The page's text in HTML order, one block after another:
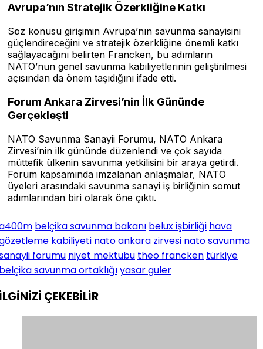
Avrupa’nın Stratejik Özerkliğine Katkı
Söz konusu girişimin Avrupa’nın savunma sanayisini
güçlendireceğini ve stratejik özerkliğine önemli katkı
sağlayacağını belirten Francken, bu adımların
NATO’nun genel savunma kabiliyetlerinin geliştirilmesi
açısından da önem taşıdığını ifade etti.
Forum Ankara Zirvesi’nin İlk Gününde
Gerçekleşti
NATO Savunma Sanayii Forumu, NATO Ankara
Zirvesi’nin ilk gününde düzenlendi ve çok sayıda
müttefik ülkenin savunma yetkilisini bir araya getirdi.
Forum kapsamında imzalanan anlaşmalar, NATO
üyeleri arasındaki savunma sanayi iş birliğinin somut
adımlarından biri olarak öne çıktı.
belçika savunma bakanı belux işbirliği hava
kabiliyeti nato ankara zirvesi nato savunma
forumu niyet mektubu theo francken türkiye
savunma ortaklığıyasar guler
ÇEKEBİLİR